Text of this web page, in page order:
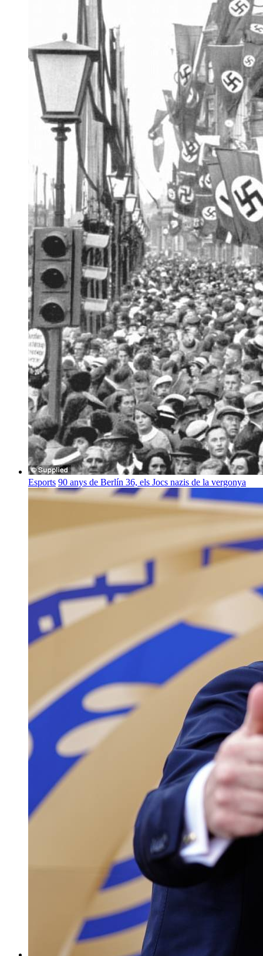
Esports 90 anys de Berlín 36, els Jocs nazis de la vergonya